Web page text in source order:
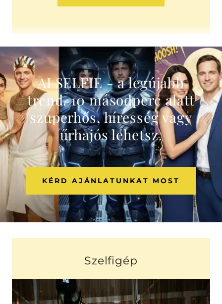
AI SELFIE - a legújabb
trend. 10 másodperc alatt
szuperhős, híresség vagy
űrhajós lehetsz.
KÉRD AJÁNLATUNKAT MOST
Szelfigép